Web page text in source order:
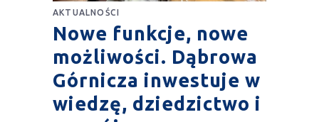
AKTUALNOŚCI
Nowe funkcje, nowe
możliwości. Dąbrowa
Górnicza inwestuje w
wiedzę, dziedzictwo i